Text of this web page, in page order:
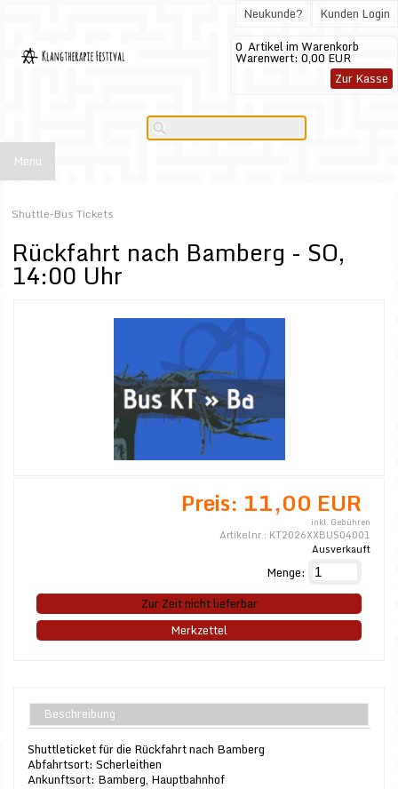
Kunden Login
Neukunde?
0 Artikel im Warenkorb
Warenwert: 0,00 EUR
Zur Kasse
Menu
Shuttle-Bus Tickets
Rückfahrt nach Bamberg - SO,
14:00 Uhr
Preis: 11,00 EUR
inkl. Gebühren
Artikelnr.: KT2026XXBUS04001
Ausverkauft
Menge:
Zur Zeit nicht lieferbar
Merkzettel
Beschreibung
Shuttleticket für die Rückfahrt nach Bamberg
Abfahrtsort: Scherleithen
Ankunftsort: Bamberg, Hauptbahnhof